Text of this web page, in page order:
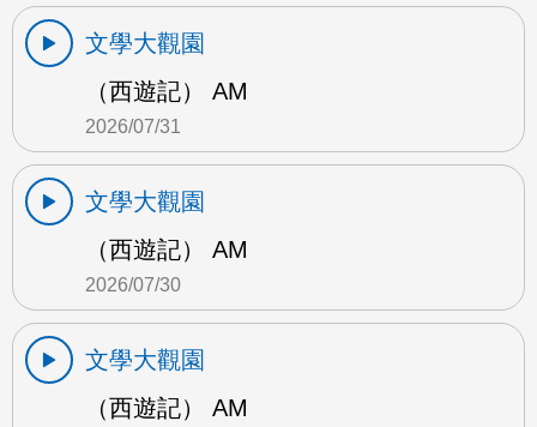
文學大觀園
（西遊記） AM
2026/07/31
文學大觀園
（西遊記） AM
2026/07/30
文學大觀園
（西遊記） AM